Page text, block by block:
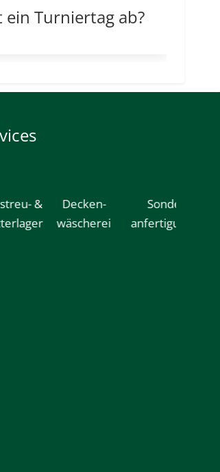
ein Turniertag ab?
&
Decken-
wäscherei
Sonder-
anfertigungen